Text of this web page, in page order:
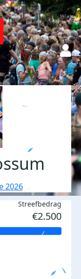
2026
Streefbedrag
€2.500